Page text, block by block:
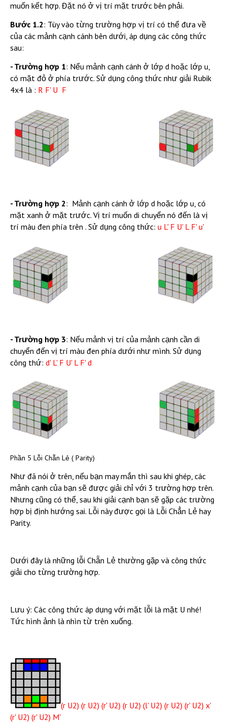
muốn kết hợp. Đặt nó ở vị trí mặt trước bên phải.
Bước 1.2: Tùy vào từng trường hợp vị trí có thể đưa về
của các mảnh cạnh cánh bên dưới, áp dụng các công thức
sau:
- Trường hợp 1: Nếu mảnh cạnh cánh ở lớp d hoặc lớp u,
có mặt đỏ ở phía trước. Sử dụng công thức như giải Rubik
4x4 là : R F' U F
- Trường hợp 2: Mảnh cạnh cánh ở lớp d hoặc lớp u, có
mặt xanh ở mặt trước. Vị trí muốn di chuyển nó đến là vị
trí màu đen phía trên . Sử dụng công thức: u L' F U' L F' u'
- Trường hợp 3: Nếu mảnh vị trí của mảnh cạnh cần di
chuyển đến vị trí màu đen phía dưới như mình. Sử dụng
công thứ: d' L' F U' L F' d
Phần 5 Lỗi Chẵn Lẻ ( Parity)
Như đã nói ở trên, nếu bạn may mắn thì sau khi ghép, các
mảnh cạnh của bạn sẽ được giải chỉ với 3 trường hợp trên.
Nhưng cũng có thể, sau khi giải cạnh bạn sẽ gặp các trường
hợp bị định hướng sai. Lỗi này được gọi là Lỗi Chẳn Lẻ hay
Parity.
Dưới đây là những lỗi Chẵn Lẻ thường gặp và công thức
giải cho từng trường hợp.
Lưu ý: Các công thức áp dụng với mặt lỗi là mặt U nhé!
Tức hình ảnh là nhìn từ trên xuống.
(r U2) (r U2) (r' U2) (r U2) (l' U2) (r U2) (r' U2) x'
(r' U2) (r' U2) M'